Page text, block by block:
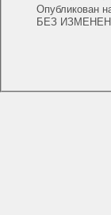
Опубликован
БЕЗ